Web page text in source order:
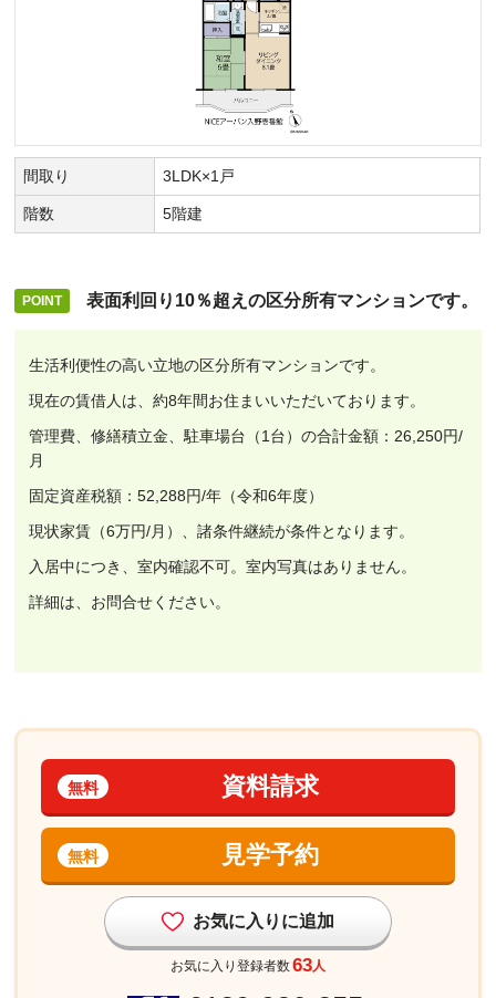
間取り 3LDK×1戸
階数 5階建
表面利回り10％超えの区分所有マンションです。
生活利便性の高い立地の区分所有マンションです。
現在の賃借人は、約8年間お住まいいただいております。
管理費、修繕積立金、駐車場台（1台）の合計金額：26,250円/
月
固定資産税額：52,288円/年（令和6年度）
現状家賃（6万円/月）、諸条件継続が条件となります。
入居中につき、室内確認不可。室内写真はありません。
詳細は、お問合せください。
資料請求
無料
見学予約
無料
お気に入りに追加
お気に入り登録者数63人